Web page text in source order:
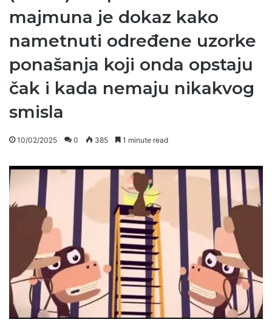
majmuna je dokaz kako
nametnuti određene uzorke
ponašanja koji onda opstaju
čak i kada nemaju nikakvog
smisla
10/02/2025 0 385 1 minute read